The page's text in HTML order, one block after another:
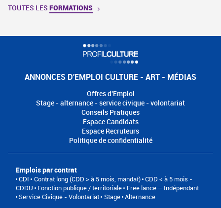
TOUTES LES FORMATIONS
ANNONCES D'EMPLOI CULTURE - ART - MÉDIAS
Offres d'Emploi
Stage - alternance - service civique - volontariat
Conseils Pratiques
Espace Candidats
Espace Recruteurs
Politique de confidentialité
Emplois par contrat
CDI Contrat long (CDD > à 5 mois, mandat) CDD < à 5 mois -
CDDU
Fonction publique / territoriale
Free lance – Indépendant
Service Civique - Volontariat
Stage Alternance